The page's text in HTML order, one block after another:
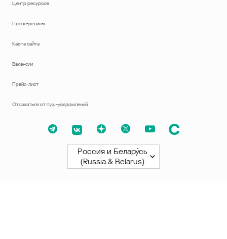
Центр ресурсов
Пресс-релизы
Карта сайта
Вакансии
Прайс-лист
Отказаться от пуш-уведомлений
Россия и Белару́сь
(Russia & Belarus)